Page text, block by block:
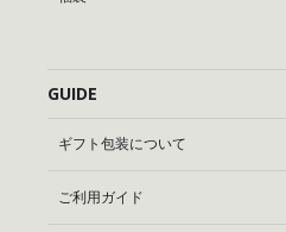
GUIDE
ギフト包装について
ご利用ガイド